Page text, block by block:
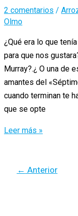
/
Cultura
Sin
Complejos
2 comentarios /
Olmo
¿Qué era lo que
para que nos
Murray?.¿ O una de
amantes del
cuando terminan te
que se opte
Sofia
Leer más »
← Anterior